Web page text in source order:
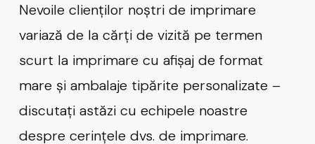
Nevoile clienților noștri de imprimare
variază de la cărți de vizită pe termen
scurt la imprimare cu afișaj de format
mare și ambalaje tipărite personalizate –
discutați astăzi cu echipele noastre
despre cerințele dvs. de imprimare.